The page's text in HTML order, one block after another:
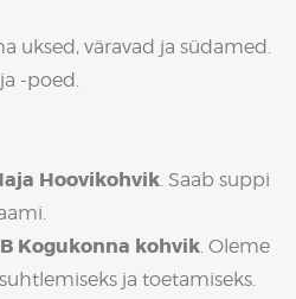
uksed, väravad ja südamed.
-poed.
Hoovikohvik. Saab suppi
Kogukonna kohvik. Oleme
ja toetamiseks.